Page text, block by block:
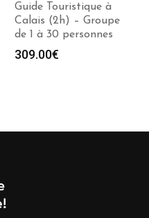
Guide Touristique à
Calais (2h) – Groupe
de 1 à 30 personnes
309.00€